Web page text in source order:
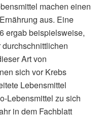
machen einen
aus. Eine
ergab beispielsweise,
Art von
sich vor Krebs
Lebensmittel
Lebensmittel zu sich
in dem Fachblatt